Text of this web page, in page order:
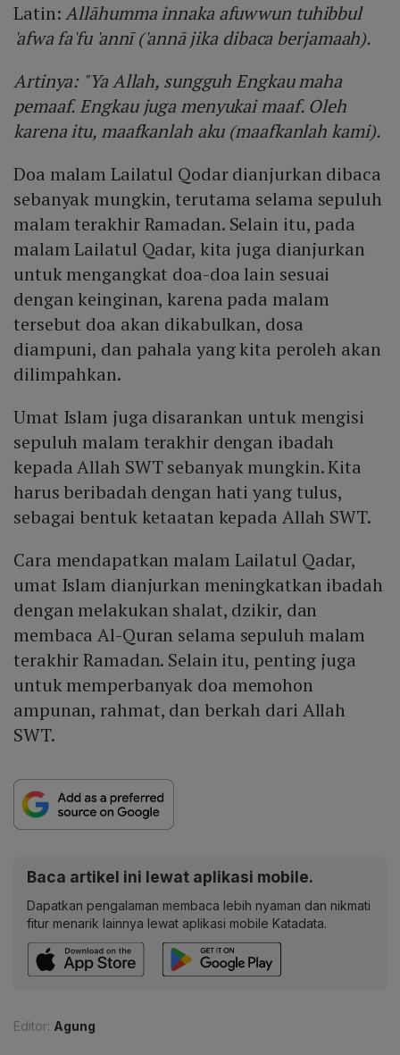
Latin:Allāhumma innaka afuwwun tuhibbul
'afwa fa'fu 'annī ('annā jika dibaca berjamaah).
Artinya: "Ya Allah, sungguh Engkau maha
pemaaf. Engkau juga menyukai maaf. Oleh
karena itu, maafkanlah aku (maafkanlah kami).
Doa malam Lailatul Qodar dianjurkan dibaca
sebanyak mungkin, terutama selama sepuluh
malam terakhir Ramadan. Selain itu, pada
malam Lailatul Qadar, kita juga dianjurkan
untuk mengangkat doa-doa lain sesuai
dengan keinginan, karena pada malam
tersebut doa akan dikabulkan, dosa
diampuni, dan pahala yang kita peroleh akan
dilimpahkan.
Umat Islam juga disarankan untuk mengisi
sepuluh malam terakhir dengan ibadah
kepada Allah SWT sebanyak mungkin. Kita
harus beribadah dengan hati yang tulus,
sebagai bentuk ketaatan kepada Allah SWT.
Cara mendapatkan malam Lailatul Qadar,
umat Islam dianjurkan meningkatkan ibadah
dengan melakukan shalat, dzikir, dan
membaca Al-Quran selama sepuluh malam
terakhir Ramadan. Selain itu, penting juga
untuk memperbanyak doa memohon
ampunan, rahmat, dan berkah dari Allah
SWT.
Baca artikel ini lewat aplikasi mobile.
Dapatkan pengalaman membaca lebih nyaman dan nikmati
fitur menarik lainnya lewat aplikasi mobile Katadata.
Editor: Agung